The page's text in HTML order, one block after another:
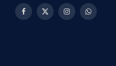
Facebook
X
InstagramWhatsApp